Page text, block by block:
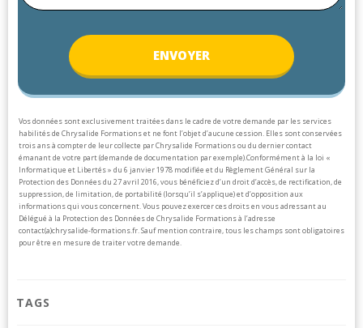
ENVOYER
Vos données sont exclusivement traitées dans le cadre de votre demande par les services
habilités de Chrysalide Formations et ne font l’objet d’aucune cession. Elles sont conservées
trois ans à compter de leur collecte par Chrysalide Formations ou du dernier contact
émanant de votre part (demande de documentation par exemple).Conformément à la loi «
Informatique et Libertés » du 6 janvier 1978 modifiée et du Règlement Général sur la
Protection des Données du 27 avril 2016, vous bénéficiez d’un droit d’accès, de rectification, de
suppression, de limitation, de portabilité (lorsqu’il s’applique) et d’opposition aux
informations qui vous concernent. Vous pouvez exercer ces droits en vous adressant au
Délégué à la Protection des Données de Chrysalide Formations à l’adresse
contact(a)chrysalide-formations.fr.Sauf mention contraire, tous les champs sont obligatoires
pour être en mesure de traiter votre demande.
TAGS